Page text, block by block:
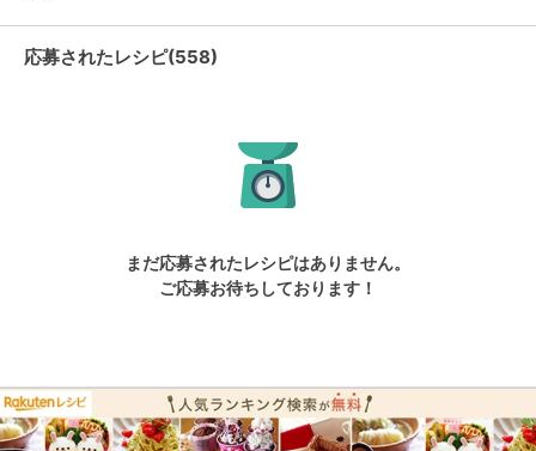
応募されたレシピ(558)
まだ応募されたレシピはありません。
ご応募お待ちしております！